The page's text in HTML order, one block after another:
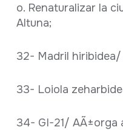
o. Renaturalizar la
Altuna;
32- Madril
33- Loiola
34- GI-21/ AÃ±orga